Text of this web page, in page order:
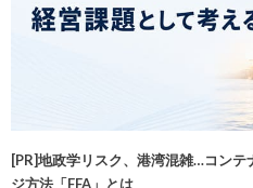
[PR]地政学リスク、港湾混雑…コン
ジ方法「FFA」とは